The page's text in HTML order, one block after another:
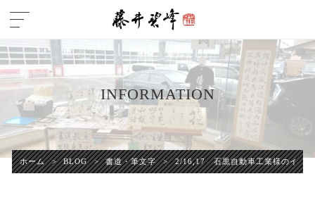
INFORMATION
ホーム > BLOG > 書道・筆文字 > 2/16,17 石黒自動車工業様のイベン